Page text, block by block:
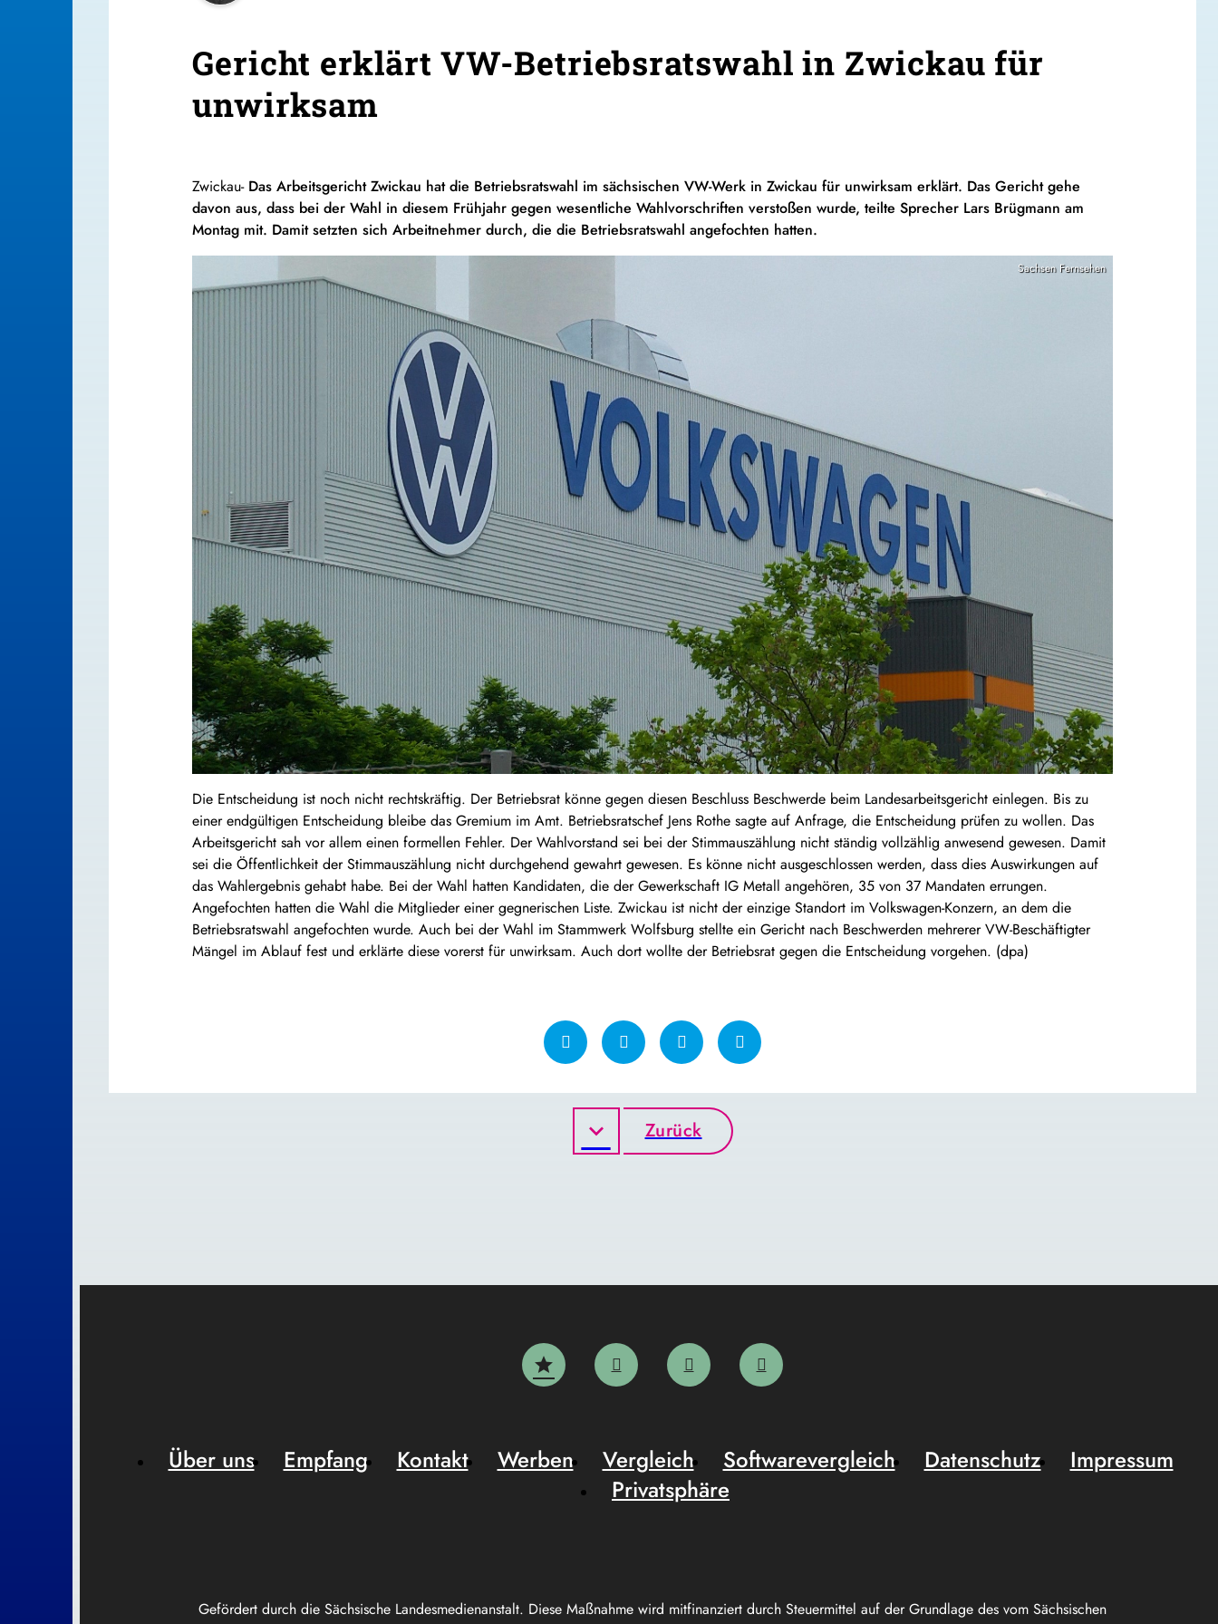
Gericht erklärt VW-Betriebsratswahl in Zwickau für
unwirksam
Zwickau- Das Arbeitsgericht Zwickau hat die Betriebsratswahl im sächsischen VW-Werk in Zwickau für unwirksam erklärt. Das Gericht gehe
davon aus, dass bei der Wahl in diesem Frühjahr gegen wesentliche Wahlvorschriften verstoßen wurde, teilte Sprecher Lars Brügmann am
Montag mit. Damit setzten sich Arbeitnehmer durch, die die Betriebsratswahl angefochten hatten.
Sachsen Fernsehen
Die Entscheidung ist noch nicht rechtskräftig. Der Betriebsrat könne gegen diesen Beschluss Beschwerde beim Landesarbeitsgericht einlegen. Bis zu
einer endgültigen Entscheidung bleibe das Gremium im Amt. Betriebsratschef Jens Rothe sagte auf Anfrage, die Entscheidung prüfen zu wollen. Das
Arbeitsgericht sah vor allem einen formellen Fehler. Der Wahlvorstand sei bei der Stimmauszählung nicht ständig vollzählig anwesend gewesen. Damit
sei die Öffentlichkeit der Stimmauszählung nicht durchgehend gewahrt gewesen. Es könne nicht ausgeschlossen werden, dass dies Auswirkungen auf
das Wahlergebnis gehabt habe. Bei der Wahl hatten Kandidaten, die der Gewerkschaft IG Metall angehören, 35 von 37 Mandaten errungen.
Angefochten hatten die Wahl die Mitglieder einer gegnerischen Liste. Zwickau ist nicht der einzige Standort im Volkswagen-Konzern, an dem die
Betriebsratswahl angefochten wurde. Auch bei der Wahl im Stammwerk Wolfsburg stellte ein Gericht nach Beschwerden mehrerer VW-Beschäftigter
Mängel im Ablauf fest und erklärte diese vorerst für unwirksam. Auch dort wollte der Betriebsrat gegen die Entscheidung vorgehen. (dpa)
Zurück
Gefördert durch die Sächsische Landesmedienanstalt. Diese Maßnahme wird mitfinanziert durch Steuermittel auf der Grundlage des vom Sächsischen
Über uns Empfang Kontakt Werben Vergleich Softwarevergleich Datenschutz
Impressum
Privatsphäre